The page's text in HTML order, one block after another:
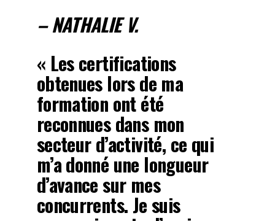
– NATHALIE V.
« Les certifications
obtenues lors de ma
formation ont été
reconnues dans mon
secteur d’activité, ce qui
m’a donné une longueur
d’avance sur mes
concurrents. Je suis